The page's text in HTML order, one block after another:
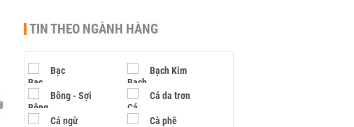
TIN THEO NGÀNH HÀNG
Bạc Bạch Kim
Bông - Sợi Cá da trơn
Cá ngừ Cà phê